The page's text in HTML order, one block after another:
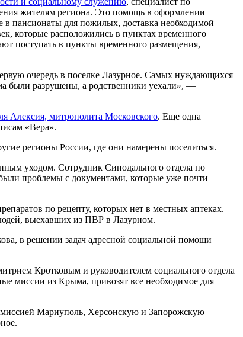
жителям региона. Это помощь в оформлении
в пансионаты для пожилых, доставка необходимой
которые расположились в пунктах временного
поступать в пункты временного размещения,
очередь в поселке Лазурное. Самых нуждающихся
были разрушены, а родственники уехали», —
Алексия, митрополита Московского. Еще одна
«Вера».
регионы России, где они намерены поселиться.
уходом. Сотрудник Синодального отдела по
проблемы с документами, которые уже почти
по рецепту, которых нет в местных аптеках.
выехавших из ПВР в Лазурном.
в решении задач адресной социальной помощи
Кротковым и руководителем социального отдела
миссии из Крыма, привозят все необходимое для
Мариуполь, Херсонскую и Запорожскую